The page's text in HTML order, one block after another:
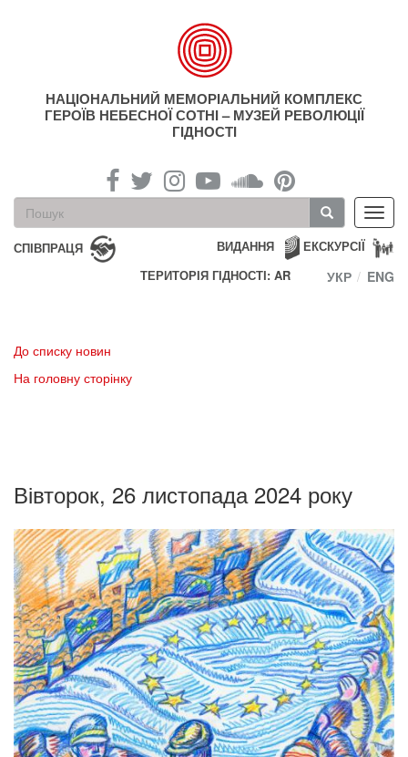
НАЦІОНАЛЬНИЙ МЕМОРІАЛЬНИЙ КОМПЛЕКС
ГЕРОЇВ НЕБЕСНОЇ СОТНІ – МУЗЕЙ РЕВОЛЮЦІЇ
ГІДНОСТІ
Пошукова
форма
Пошук
СПІВПРАЦЯ ЕКСКУРСІЇ
ВИДАННЯ
ТЕРИТОРІЯ ГІДНОСТІ: AR
УКР ENG
До списку новин
На головну сторінку
Вівторок, 26 листопада 2024 року